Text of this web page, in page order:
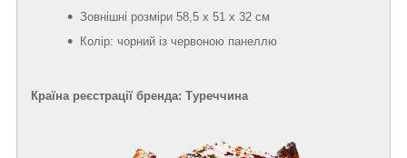
Зовнішні розміри 58,5 х 51 х 32 см
Колір: чорний із червоною панеллю
Країна реєстрації бренда: Туреччина